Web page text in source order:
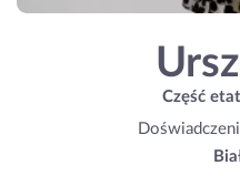
Część